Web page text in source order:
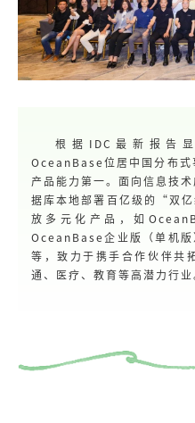
根据IDC最新报告
OceanBase位居中国分布式
产品能力第一。面向信息技
据库本地部署百亿级的“双
放多元化产品，如
OceanBase企业版（单机
等，致力于携手合作伙伴共
通、医疗、教育等高潜力行业